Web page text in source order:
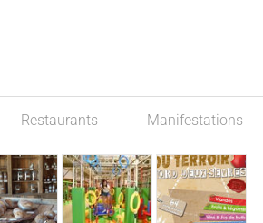
Restaurants Manifestations